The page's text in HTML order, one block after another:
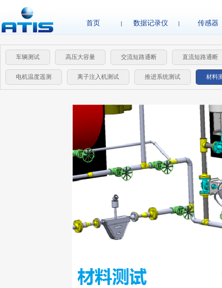
首页 数据记录仪 传感器
车辆测试 高压大容量 交流短路通断 直流短路通断
电机温度遥测 离子注入机测试 推进系统测试 材料